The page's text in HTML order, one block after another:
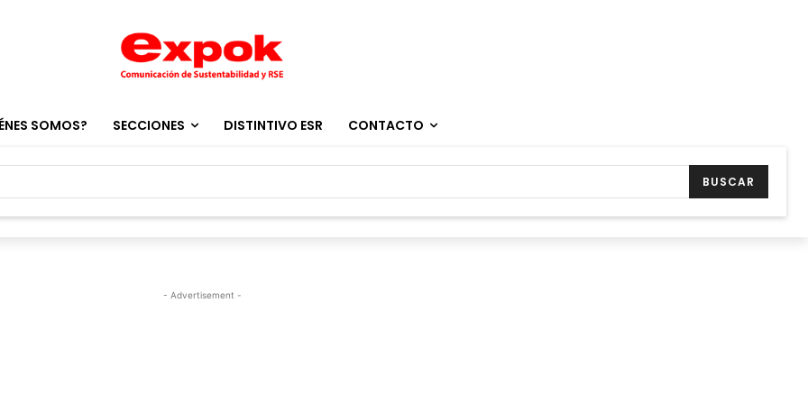
SOMOS? SECCIONES DISTINTIVO ESR CONTACTO
BUSCAR
- Advertisement -